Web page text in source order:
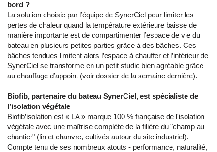
bord ?
La solution choisie par l’équipe de SynerCiel pour limiter les
pertes de chaleur quand la température extérieure baisse de
manière importante est de compartimenter l’espace de vie du
bateau en plusieurs petites parties grâce à des bâches. Ces
bâches tendues limitent alors l’espace à chauffer et l’intérieur de
SynerCiel se transforme en un petit studio bien agréable grâce
au chauffage d’appoint (voir dossier de la semaine dernière).
Biofib, partenaire du bateau SynerCiel, est spécialiste de
l’isolation végétale
Biofib’isolation est « LA » marque 100 % française de l'isolation
végétale avec une maîtrise complète de la filière du "champ au
chantier" (lin et chanvre, cultivés autour du site industriel).
Compte tenu de ses nombreux atouts - performance, naturalité,